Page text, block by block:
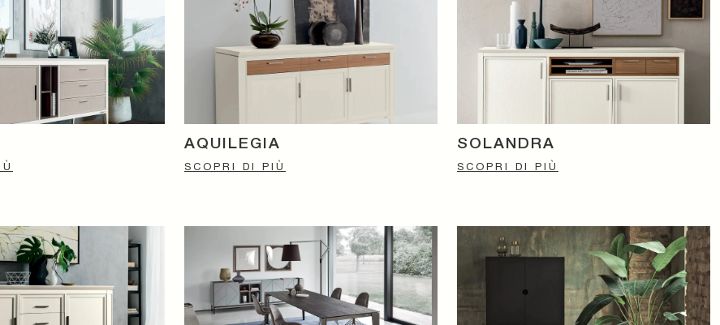
AQUILEGIA
SCOPRI DI PIÙ
SOLANDRA
SCOPRI DI PIÙ